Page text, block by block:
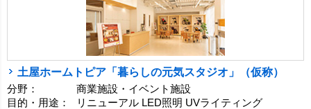
土屋ホームトピア「暮らしの元気スタジオ」（仮称）
分野：
商業施設・イベント施設
目的・用途：
リニューアル LED照明 UVライティング